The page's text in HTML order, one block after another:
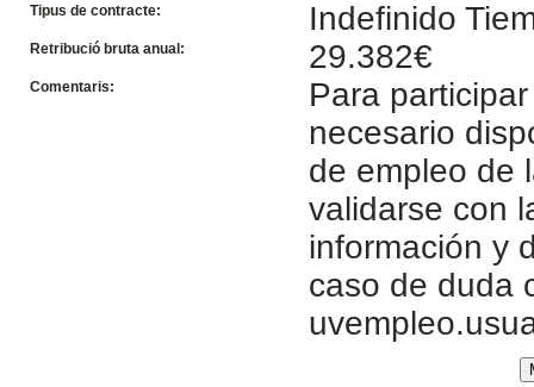
Tipus de contracte: Indefinido
Retribució bruta anual: 29.382€
Comentaris:
Para
necesario
de empleo de
validarse con
información y
caso de duda